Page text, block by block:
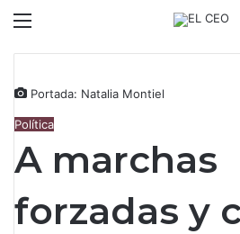
Portada: Natalia Montiel
Política
A marchas
forzadas y